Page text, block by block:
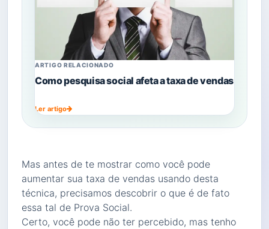
ARTIGO RELACIONADO
Como pesquisa social afeta a taxa de vendas
Ler artigo
Mas antes de te mostrar como você pode
aumentar sua taxa de vendas usando desta
técnica, precisamos descobrir o que é de fato
essa tal de Prova Social.
Certo, você pode não ter percebido, mas tenho